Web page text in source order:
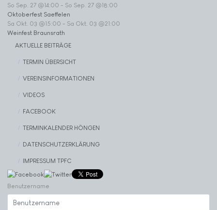
So Sep. 27 @14:00 - So Sep. 27 @18:00
Oktoberfest Saeffelen
Sa Okt. 03 @15:00 - Sa Okt. 03 @21:00
Weinfest Braunsrath
AKTUELLE BEITRÄGE
TERMIN ÜBERSICHT
VEREINSINFORMATIONEN
VIDEOS
FACEBOOK
TERMINKALENDER HÖNGEN
DATENSCHUTZERKLÄRUNG
IMPRESSUM TPFC
Benutzername